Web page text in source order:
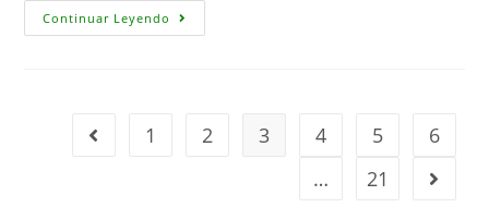
Continuar Leyendo A
Global
Level
Ir a la página anterior
1 2 3 4 5
6
…
21 Ir a la